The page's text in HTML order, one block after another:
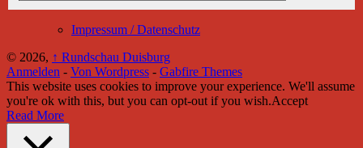
Impressum / Datenschutz
© 2026, ↑ Rundschau Duisburg
Anmelden - Von Wordpress - Gabfire Themes
This website uses cookies to improve your experience. We'll assume
you're ok with this, but you can opt-out if you wish.Accept
Read More